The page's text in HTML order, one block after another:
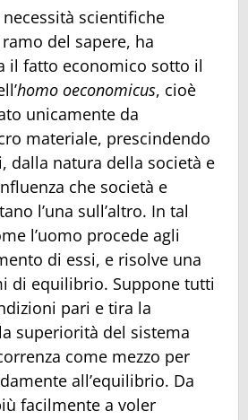
necessità scientifiche
del sapere, ha
il fatto economico sotto il
homo oeconomicus, cioè
unicamente da
materiale, prescindendo
dalla natura della società e
che società e
l’una sull’altro. In tal
l’uomo procede agli
di essi, e risolve una
di equilibrio. Suppone tutti
pari e tira la
superiorità del sistema
come mezzo per
all’equilibrio. Da
facilmente a voler